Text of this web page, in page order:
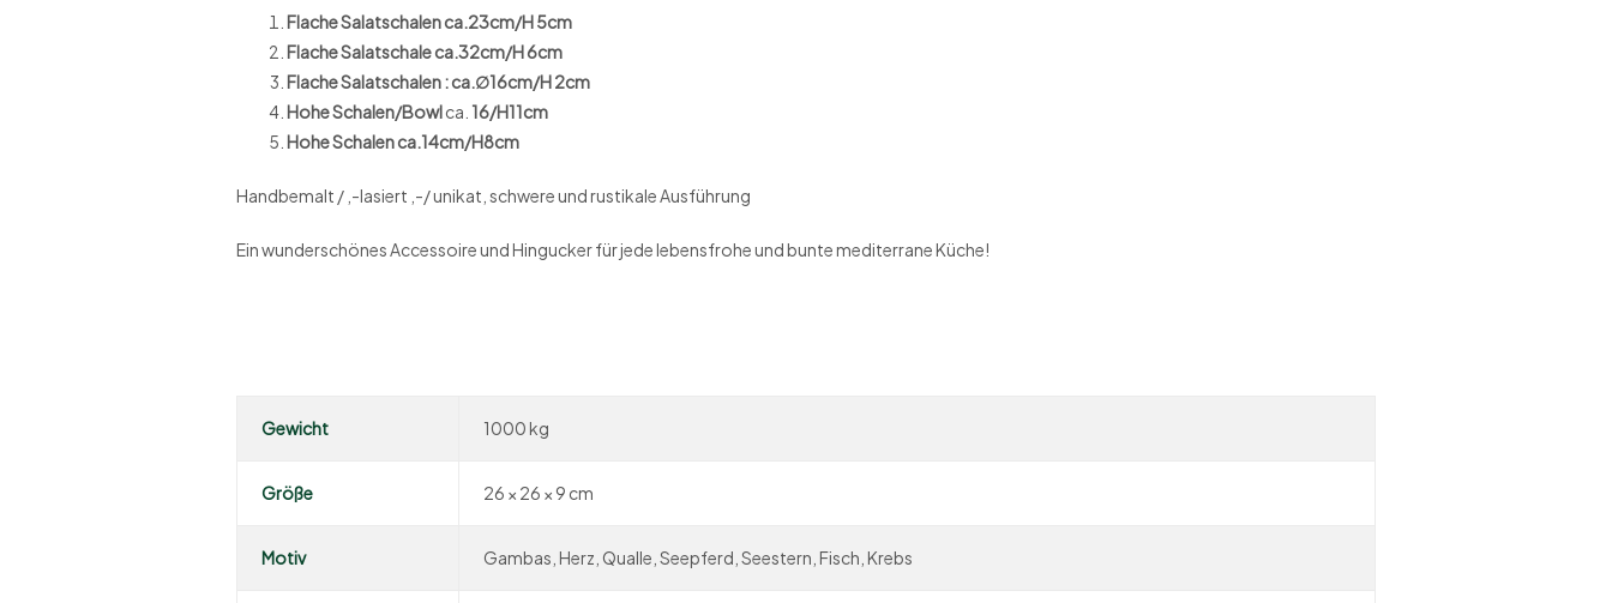
Flache Salatschalen ca.23cm/H 5cm
Flache Salatschale ca.32cm/H 6cm
Flache Salatschalen : ca.∅16cm/H 2cm
HoheSchalen/Bowlca. 16/H11cm
Hohe Schalenca.14cm/H8cm
Handbemalt / ,-lasiert ,-/ unikat, schwere und rustikale Ausführung
Ein wunderschönes Accessoire und Hingucker für jede lebensfrohe und bunte mediterrane Küche!
Gewicht 1000 kg
Größe 26 × 26 × 9 cm
Motiv Gambas, Herz, Qualle, Seepferd, Seestern, Fisch, Krebs